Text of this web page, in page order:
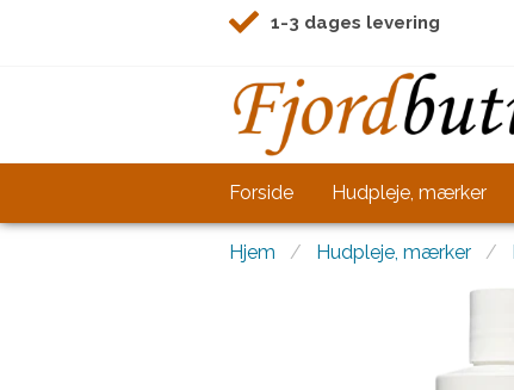
1-3 dages levering
Forside Hudpleje, mærker
Hjem Hudpleje, mærker